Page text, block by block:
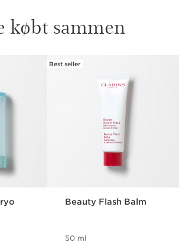
købt sammen
Best seller
Beauty Flash Balm
50 ml